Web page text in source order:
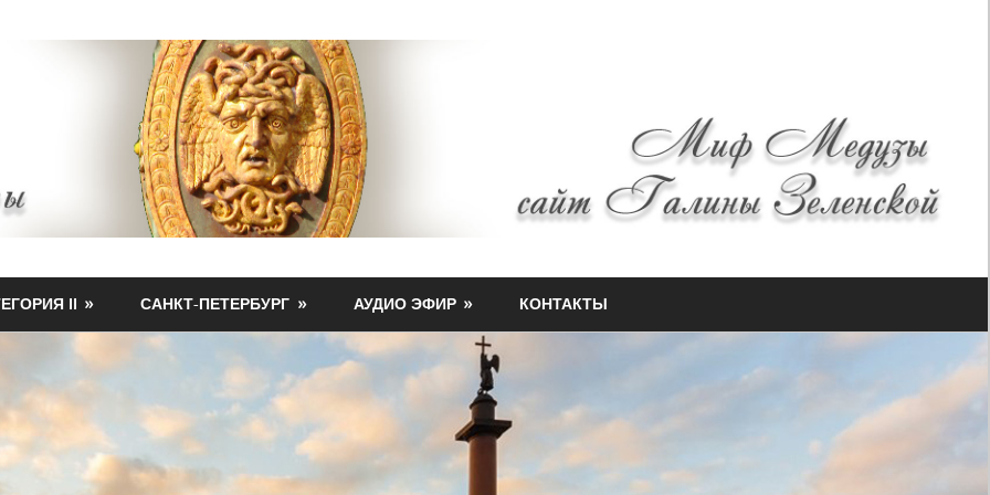
II САНКТ-ПЕТЕРБУРГ АУДИО ЭФИР КОНТАКТЫ